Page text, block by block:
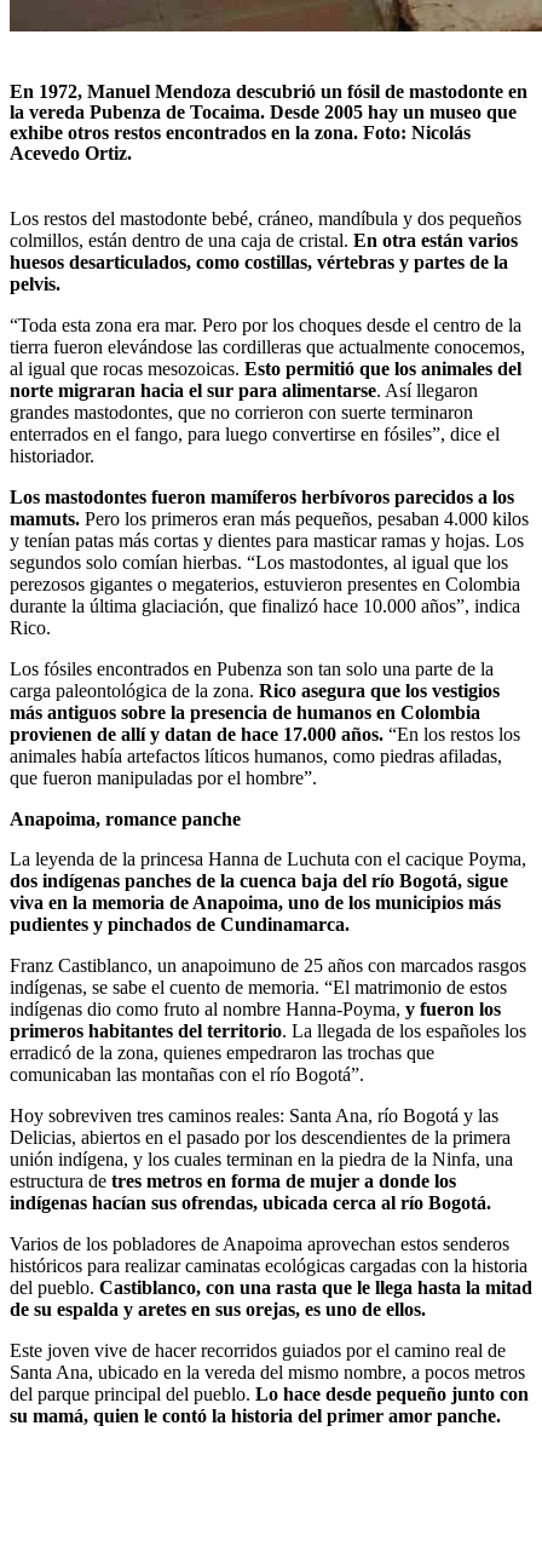
En 1972, Manuel Mendoza descubrió un fósil de mastodonte en
la vereda Pubenza de Tocaima. Desde 2005 hay un museo que
exhibe otros restos encontrados en la zona. Foto: Nicolás
Acevedo Ortiz.
Los restos del mastodonte bebé, cráneo, mandíbula y dos pequeños
colmillos, están dentro de una caja de cristal. En otra están varios
huesos desarticulados, como costillas, vértebras y partes de la
pelvis.
“Toda esta zona era mar. Pero por los choques desde el centro de la
tierra fueron elevándose las cordilleras que actualmente conocemos,
al igual que rocas mesozoicas. Esto permitió que los animales del
norte migraran hacia el sur para alimentarse. Así llegaron
grandes mastodontes, que no corrieron con suerte terminaron
enterrados en el fango, para luego convertirse en fósiles”, dice el
historiador.
Los mastodontes fueron mamíferos herbívoros parecidos a los
mamuts. Pero los primeros eran más pequeños, pesaban 4.000 kilos
y tenían patas más cortas y dientes para masticar ramas y hojas. Los
segundos solo comían hierbas. “Los mastodontes, al igual que los
perezosos gigantes o megaterios, estuvieron presentes en Colombia
durante la última glaciación, que finalizó hace 10.000 años”, indica
Rico.
Los fósiles encontrados en Pubenza son tan solo una parte de la
carga paleontológica de la zona. Rico asegura que los vestigios
más antiguos sobre la presencia de humanos en Colombia
provienen de allí y datan de hace 17.000 años. “En los restos los
animales había artefactos líticos humanos, como piedras afiladas,
que fueron manipuladas por el hombre”.
Anapoima, romance panche
La leyenda de la princesa Hanna de Luchuta con el cacique Poyma,
dos indígenas panches de la cuenca baja del río Bogotá, sigue
viva en la memoria de Anapoima, uno de los municipios más
pudientes y pinchados de Cundinamarca.
Franz Castiblanco, un anapoimuno de 25 años con marcados rasgos
indígenas, se sabe el cuento de memoria. “El matrimonio de estos
indígenas dio como fruto al nombre Hanna-Poyma, y fueron los
primeros habitantes del territorio. La llegada de los españoles los
erradicó de la zona, quienes empedraron las trochas que
comunicaban las montañas con el río Bogotá”.
Hoy sobreviven tres caminos reales: Santa Ana, río Bogotá y las
Delicias, abiertos en el pasado por los descendientes de la primera
unión indígena, y los cuales terminan en la piedra de la Ninfa, una
estructura de tres metros en forma de mujer a donde los
indígenas hacían sus ofrendas, ubicada cerca al río Bogotá.
Varios de los pobladores de Anapoima aprovechan estos senderos
históricos para realizar caminatas ecológicas cargadas con la historia
del pueblo. Castiblanco, con una rasta que le llega hasta la mitad
de su espalda y aretes en sus orejas, es uno de ellos.
Este joven vive de hacer recorridos guiados por el camino real de
Santa Ana, ubicado en la vereda del mismo nombre, a pocos metros
del parque principal del pueblo. Lo hace desde pequeño junto con
su mamá, quien le contó la historia del primer amor panche.